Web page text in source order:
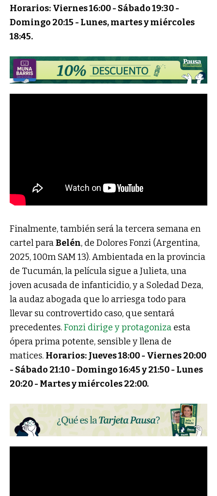
Horarios: Viernes 16:00 - Sábado 19:30 -
Domingo 20:15 - Lunes, martes y miércoles
18:45.
Finalmente, también será la tercera semana en
cartel paraBelén, de Dolores Fonzi (Argentina,
2025, 100m SAM 13). Ambientada en la provincia
de Tucumán, la película sigue a Julieta, una
joven acusada de infanticidio, y a Soledad Deza,
la audaz abogada que lo arriesga todo para
llevar su controvertido caso, que sentará
precedentes.Fonzi dirige y protagoniza esta
ópera prima potente, sensible y llena de
matices. Horarios: Jueves 18:00 - Viernes 20:00
- Sábado 21:10 -Domingo 16:45 y 21:50 - Lunes
20:20 - Martes y miércoles 22:00.